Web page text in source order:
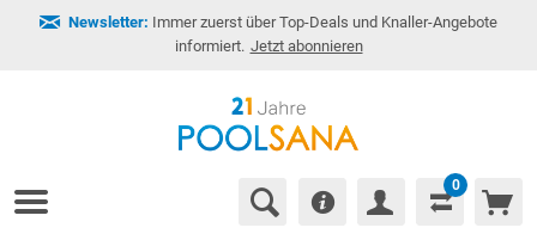
Newsletter: Immer zuerst über Top-Deals und Knaller-Angebote
informiert. Jetzt abonnieren
0